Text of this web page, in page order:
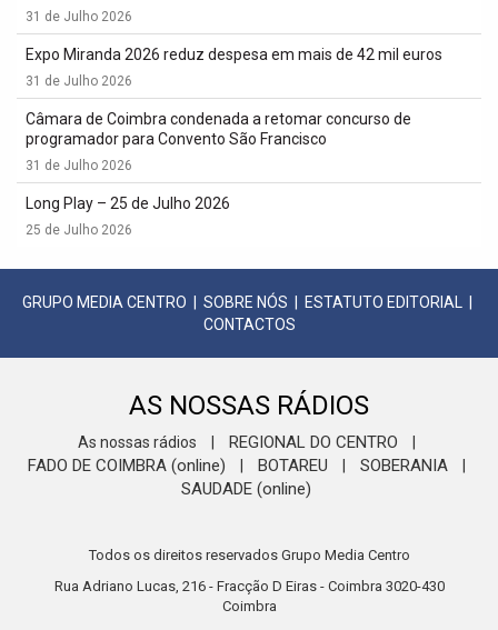
31 de Julho 2026
Expo Miranda 2026 reduz despesa em mais de 42 mil euros
31 de Julho 2026
Câmara de Coimbra condenada a retomar concurso de
programador para Convento São Francisco
31 de Julho 2026
Long Play – 25 de Julho 2026
25 de Julho 2026
GRUPO MEDIA CENTRO SOBRE NÓS ESTATUTO EDITORIAL
CONTACTOS
AS NOSSAS RÁDIOS
As nossas rádios REGIONAL DO CENTRO
FADO DE COIMBRA (online) BOTAREU SOBERANIA
SAUDADE (online)
Todos os direitos reservados Grupo Media Centro
Rua Adriano Lucas, 216 - Fracção D Eiras - Coimbra 3020-430
Coimbra